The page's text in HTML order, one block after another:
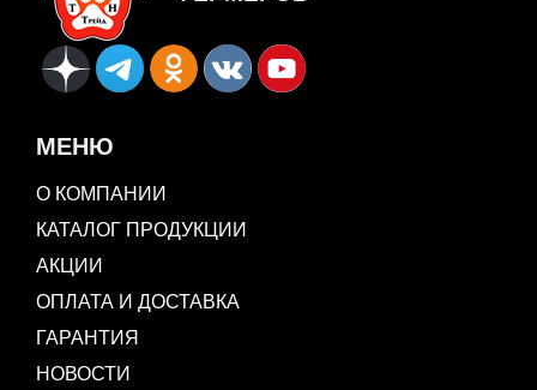
МЕНЮ
О КОМПАНИИ
КАТАЛОГ ПРОДУКЦИИ
АКЦИИ
ОПЛАТА И ДОСТАВКА
ГАРАНТИЯ
НОВОСТИ